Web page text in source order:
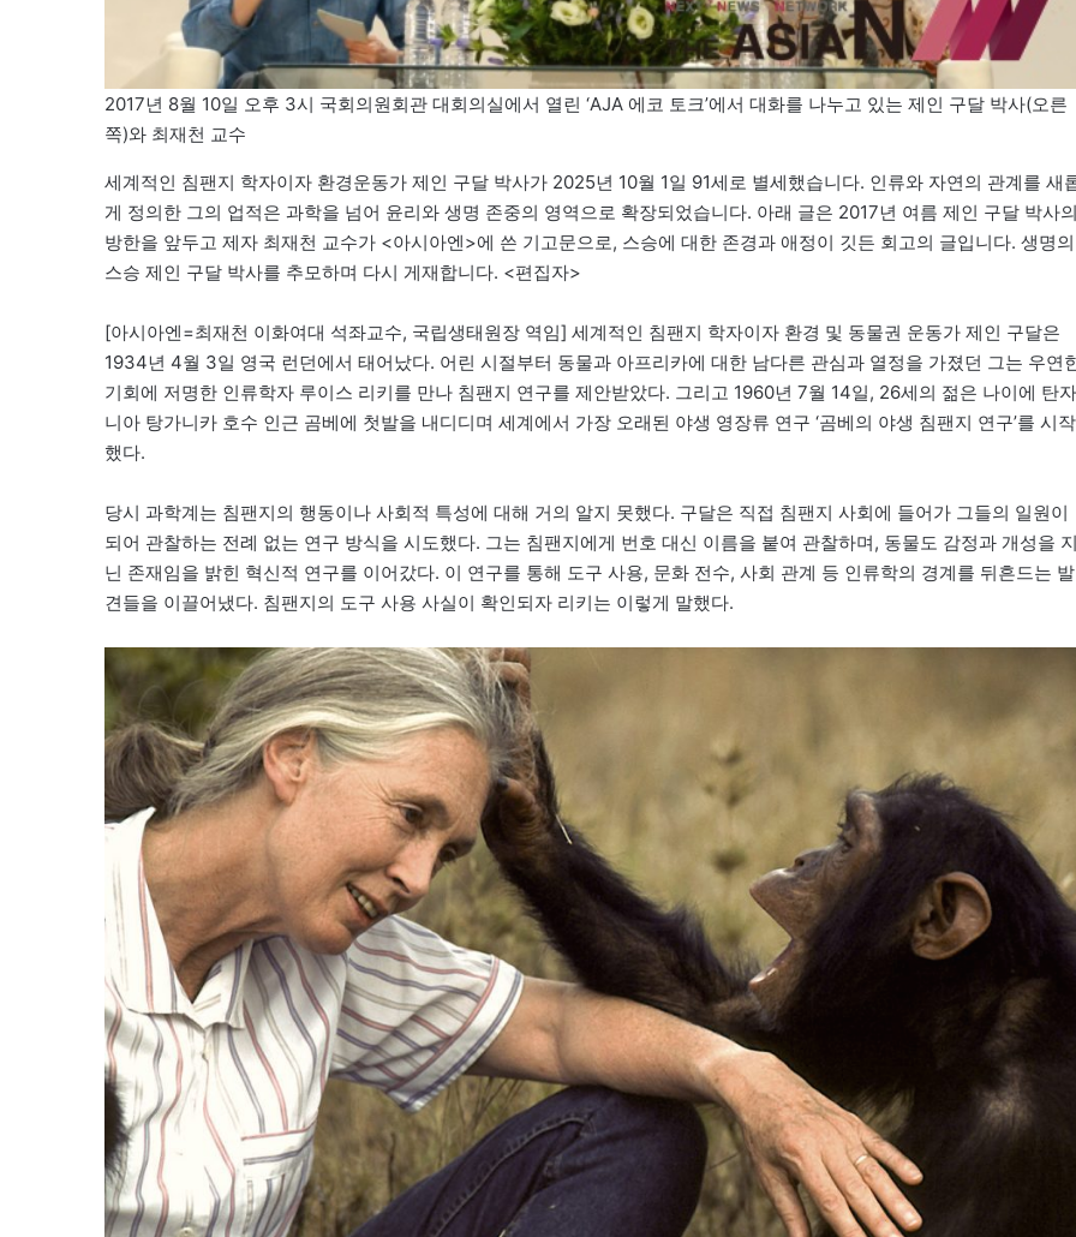
2017년 8월 10일 오후 3시 국회의원회관 대회의실에서 열린 ‘AJA 에코 토크’에서 대화를 나누고 있는 제인 구달 박사(오른
쪽)와 최재천 교수
세계적인 침팬지 학자이자 환경운동가 제인 구달 박사가 2025년 10월 1일 91세로 별세했습니다. 인류와 자연의 관계를 새
게 정의한 그의 업적은 과학을 넘어 윤리와 생명 존중의 영역으로 확장되었습니다. 아래 글은 2017년 여름 제인 구달 박사
방한을 앞두고 제자 최재천 교수가 <아시아엔>에 쓴 기고문으로, 스승에 대한 존경과 애정이 깃든 회고의 글입니다. 생명의
스승 제인 구달 박사를 추모하며 다시 게재합니다. <편집자>
[아시아엔=최재천 이화여대 석좌교수, 국립생태원장 역임] 세계적인 침팬지 학자이자 환경 및 동물권 운동가 제인 구달은
1934년 4월 3일 영국 런던에서 태어났다. 어린 시절부터 동물과 아프리카에 대한 남다른 관심과 열정을 가졌던 그는 우연
기회에 저명한 인류학자 루이스 리키를 만나 침팬지 연구를 제안받았다. 그리고 1960년 7월 14일, 26세의 젊은 나이에 탄자
니아 탕가니카 호수 인근 곰베에 첫발을 내디디며 세계에서 가장 오래된 야생 영장류 연구 ‘곰베의 야생 침팬지 연구’를 시작
했다.
당시 과학계는 침팬지의 행동이나 사회적 특성에 대해 거의 알지 못했다. 구달은 직접 침팬지 사회에 들어가 그들의 일원이
되어 관찰하는 전례 없는 연구 방식을 시도했다. 그는 침팬지에게 번호 대신 이름을 붙여 관찰하며, 동물도 감정과 개성을
닌 존재임을 밝힌 혁신적 연구를 이어갔다. 이 연구를 통해 도구 사용, 문화 전수, 사회 관계 등 인류학의 경계를 뒤흔드는 발
견들을 이끌어냈다. 침팬지의 도구 사용 사실이 확인되자 리키는 이렇게 말했다.